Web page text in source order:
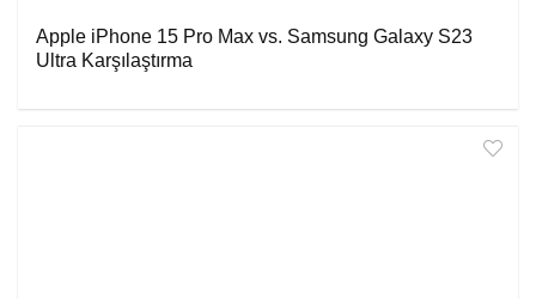
Apple iPhone 15 Pro Max vs. Samsung Galaxy S23
Ultra Karşılaştırma